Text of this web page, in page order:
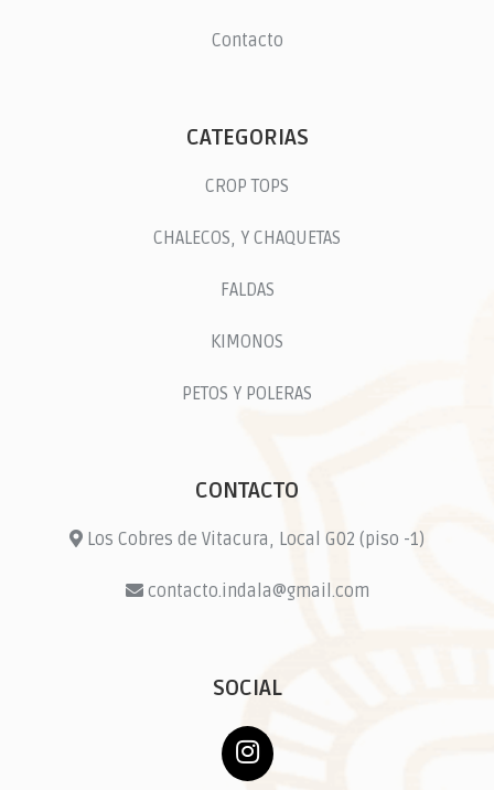
Contacto
CATEGORIAS
CROP TOPS
CHALECOS, Y CHAQUETAS
FALDAS
KIMONOS
PETOS Y POLERAS
CONTACTO
Los Cobres de Vitacura, Local G02 (piso -1)
contacto.indala@gmail.com
SOCIAL